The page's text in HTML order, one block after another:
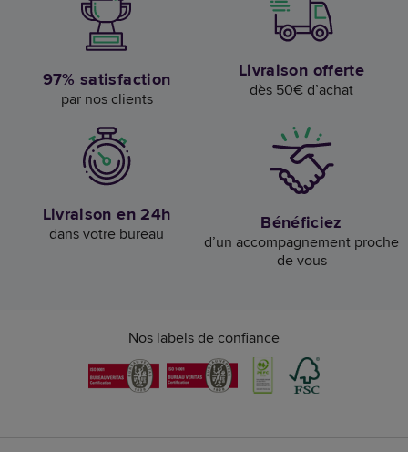
97% satisfaction
par nos clients
Livraison offerte
dès 50€ d’achat
Livraison en 24h
dans votre bureau Bénéficiez
d’un accompagnement proche
de vous
Nos labels de confiance